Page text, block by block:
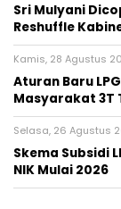
Sri Mulyani
Reshuffle
Kamis, 28 Agustus
Aturan Baru
Masyarakat 3T
Selasa, 26 Agustus
Skema Subsidi
NIK Mulai 2026